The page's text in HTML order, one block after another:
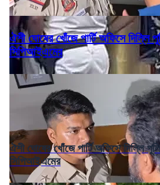
ঐশী ঘোষের খোঁজে পার্টি অফিসে দিল্লি
সিপিআইএমের
ঐশী ঘোষের খোঁজে পার্টি অফিসে দিল্লি
সিপিআইএমের